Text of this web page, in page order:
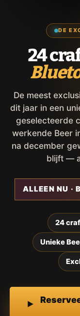
DE
24
De meest
dit jaar in een
geselecteerde
werkende Beer
na december
blijft —
ALLEEN NU ·
24
Unieke